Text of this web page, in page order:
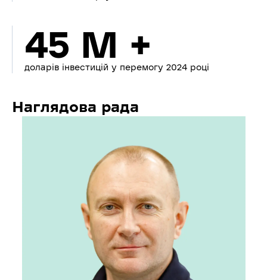
45 M +
доларів інвестицій у перемогу 2024 році
Наглядова рада